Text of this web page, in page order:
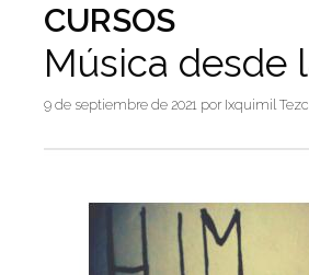
CURSOS
Música desde
9 de septiembre de 2021 por Ixquimil